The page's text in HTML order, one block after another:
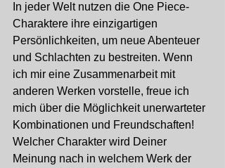
In jeder Welt nutzen die One Piece-
Charaktere ihre einzigartigen
Persönlichkeiten, um neue Abenteuer
und Schlachten zu bestreiten. Wenn
ich mir eine Zusammenarbeit mit
anderen Werken vorstelle, freue ich
mich über die Möglichkeit unerwarteter
Kombinationen und Freundschaften!
Welcher Charakter wird Deiner
Meinung nach in welchem Werk der